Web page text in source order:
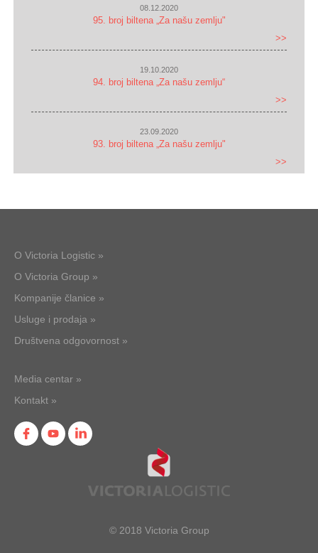
08.12.2020
95. broj biltena „Za našu zemlju"
>>
19.10.2020
94. broj biltena „Za našu zemlju“
>>
23.09.2020
93. broj biltena „Za našu zemlju"
>>
O Victoria Logistic »
O Victoria Group »
Kompanije članice »
Usluge i prodaja »
Društvena odgovornost »
Media centar »
Kontakt »
© 2018 Victoria Group